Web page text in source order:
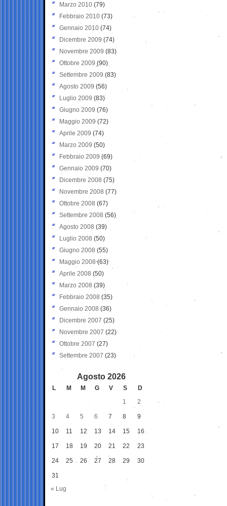
Marzo 2010 (79)
Febbraio 2010 (73)
Gennaio 2010 (74)
Dicembre 2009 (74)
Novembre 2009 (83)
Ottobre 2009 (90)
Settembre 2009 (83)
Agosto 2009 (56)
Luglio 2009 (83)
Giugno 2009 (76)
Maggio 2009 (72)
Aprile 2009 (74)
Marzo 2009 (50)
Febbraio 2009 (69)
Gennaio 2009 (70)
Dicembre 2008 (75)
Novembre 2008 (77)
Ottobre 2008 (67)
Settembre 2008 (56)
Agosto 2008 (39)
Luglio 2008 (50)
Giugno 2008 (55)
Maggio 2008(63)
Aprile 2008 (50)
Marzo 2008 (39)
Febbraio 2008 (35)
Gennaio 2008 (36)
Dicembre 2007 (25)
Novembre 2007 (22)
Ottobre 2007 (27)
Settembre 2007 (23)
Agosto 2026
L M M G V S
D
1
2
3 4 5 6 7 8 9
10 11 12 13 14 15 16
17 18 19 20 21 22 23
24 25 26 27 28 29 30
31
« Lug